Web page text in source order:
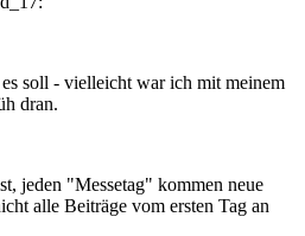
soll - vielleicht war ich mit meinem
dran.
jeden "Messetag" kommen neue
alle Beiträge vom ersten Tag an